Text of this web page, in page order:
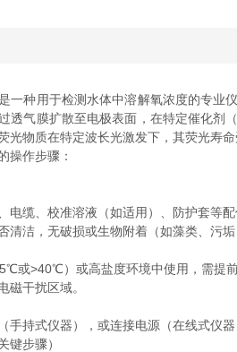
一种用于检测水体中溶解氧浓度的专业
透气膜扩散至电极表面，在特定催化
光物质在特定波长光激发下，其荧光寿
操作步骤：
缆、校准溶液（如适用）、防护套等配
洁，无破损或生物附着（如藻类、污垢
>40℃）或高盐度环境中使用，需提前
干扰区域。
持式仪器），或连接电源（在线式仪器
步骤）